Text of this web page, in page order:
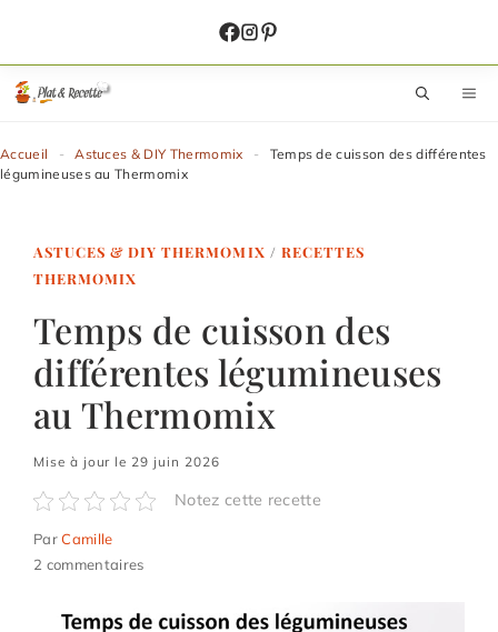
contenu
Accueil - Astuces & DIY Thermomix -
Temps de cuisson des différentes
légumineuses au Thermomix
ASTUCES & DIY THERMOMIX / RECETTES
THERMOMIX
Temps de cuisson des
différentes légumineuses
au Thermomix
Mise à jour le 29 juin 2026
Notez cette recette
ParCamille
2 commentaires